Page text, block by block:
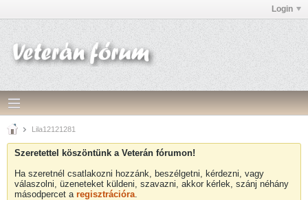
Login
Lila12121281
Szeretettel köszöntünk a Veterán fórumon!
Ha szeretnél csatlakozni hozzánk, beszélgetni, kérdezni, vagy
válaszolni, üzeneteket küldeni, szavazni, akkor kérlek, szánj néhány
másodpercet a regisztrációra.